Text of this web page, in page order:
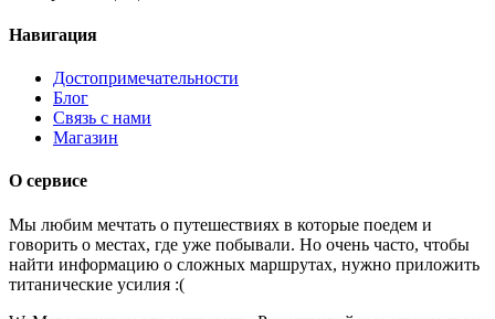
Навигация
Достопримечательности
Блог
Связь с нами
Магазин
О сервисе
Мы любим мечтать о путешествиях в которые поедем и
говорить о местах, где уже побывали. Но очень часто, чтобы
найти информацию о сложных маршрутах, нужно приложить
титанические усилия :(